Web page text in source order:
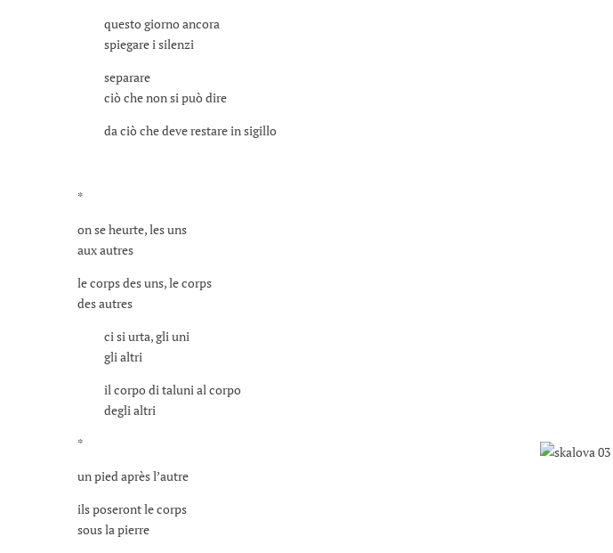
questo giorno ancora
spiegare i silenzi
separare
ciò che non si può dire
da ciò che deve restare in sigillo
*
on se heurte, les uns
aux autres
le corps des uns, le corps
des autres
ci si urta, gli uni
gli altri
il corpo di taluni al corpo
degli altri
*
un pied après l’autre
ils poseront le corps
sous la pierre